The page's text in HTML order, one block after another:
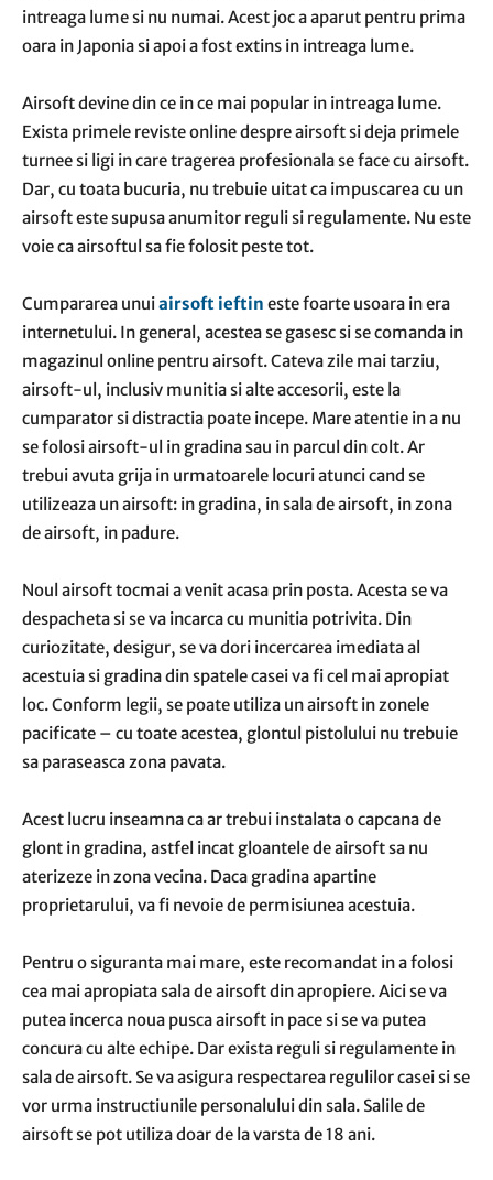
intreaga lume si nu numai. Acest joc a aparut pentru prima
oara in Japonia si apoi a fost extins in intreaga lume.
Airsoft devine din ce in ce mai popular in intreaga lume.
Exista primele reviste online despre airsoft si deja primele
turnee si ligi in care tragerea profesionala se face cu airsoft.
Dar, cu toata bucuria, nu trebuie uitat ca impuscarea cu un
airsoft este supusa anumitor reguli si regulamente. Nu este
voie ca airsoftul sa fie folosit peste tot.
Cumpararea unuiairsoft ieftin este foarte usoara in era
internetului. In general, acestea se gasesc si se comanda in
magazinul online pentru airsoft. Cateva zile mai tarziu,
airsoft-ul, inclusiv munitia si alte accesorii, este la
cumparator si distractia poate incepe. Mare atentie in a nu
se folosi airsoft-ul in gradina sau in parcul din colt. Ar
trebui avuta grija in urmatoarele locuri atunci cand se
utilizeaza un airsoft: in gradina, in sala de airsoft, in zona
de airsoft, in padure.
Noul airsoft tocmai a venit acasa prin posta. Acesta se va
despacheta si se va incarca cu munitia potrivita. Din
curiozitate, desigur, se va dori incercarea imediata al
acestuia si gradina din spatele casei va fi cel mai apropiat
loc. Conform legii, se poate utiliza un airsoft in zonele
pacificate – cu toate acestea, glontul pistolului nu trebuie
sa paraseasca zona pavata.
Acest lucru inseamna ca ar trebui instalata o capcana de
glont in gradina, astfel incat gloantele de airsoft sa nu
aterizeze in zona vecina. Daca gradina apartine
proprietarului, va fi nevoie de permisiunea acestuia.
Pentru o siguranta mai mare, este recomandat in a folosi
cea mai apropiata sala de airsoft din apropiere. Aici se va
putea incerca noua pusca airsoft in pace si se va putea
concura cu alte echipe. Dar exista reguli si regulamente in
sala de airsoft. Se va asigura respectarea regulilor casei si se
vor urma instructiunile personalului din sala. Salile de
airsoft se pot utiliza doar de la varsta de 18 ani.